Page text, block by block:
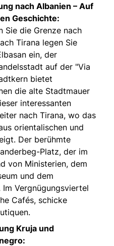
nach Albanien – Auf
Geschichte:
Sie die Grenze nach
Tirana legen Sie
ein, der
auf der "Via
bietet
die alte Stadtmauer
interessanten
nach Tirana, wo das
orientalischen und
Der berühmte
Platz, der im
von Ministerien, dem
und dem
Vergnügungsviertel
Cafés, schicke
Kruja und